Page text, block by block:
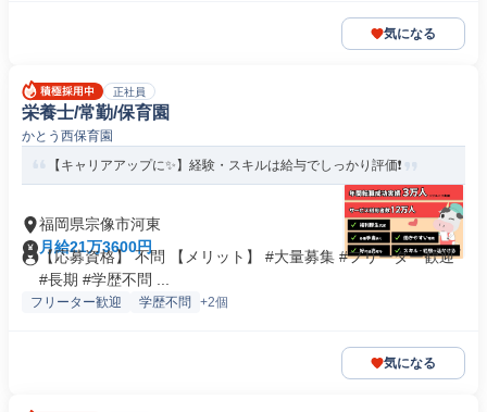
気になる
正社員
栄養士/常勤/保育園
かとう西保育園
【キャリアアップに✨】経験・スキルは給与でしっかり評価❗️
福岡県宗像市河東
月給21万3600円
【応募資格】 不問 【メリット】 #大量募集 #フリーター歓迎
#長期 #学歴不問 ...
フリーター歓迎 学歴不問 +2個
気になる